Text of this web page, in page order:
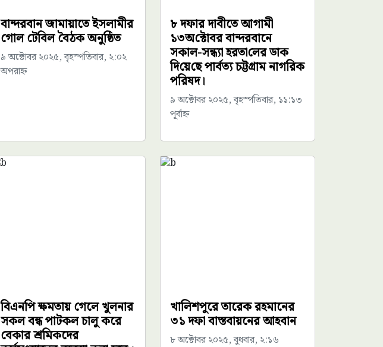
বান্দরবান জামায়াতে ইসলামীর
গোল টেবিল বৈঠক অনুষ্ঠিত
৯ অক্টোবর ২০২৫, বৃহস্পতিবার, ২:০২
অপরাহ্ন
৮ দফার দাবীতে আগামী
১৩অ‌ক্টোবর বান্দরবানে
সকাল-সন্ধ্যা হরতা‌লের ডাক
দি‌য়ে‌ছে পার্বত্য চট্টগ্রাম নাগ‌রিক
প‌রিষ‌দ।
৯ অক্টোবর ২০২৫, বৃহস্পতিবার, ১১:১৩
পূর্বাহ্ন
বিএনপি ক্ষমতায় গেলে খুলনার
সকল বন্ধ পাটকল চালু করে
বেকার শ্রমিকদের
খালিশপুরে তারেক রহমানের
৩১ দফা বাস্তবায়নের আহবান
৮ অক্টোবর ২০২৫, বুধবার, ২:১৬